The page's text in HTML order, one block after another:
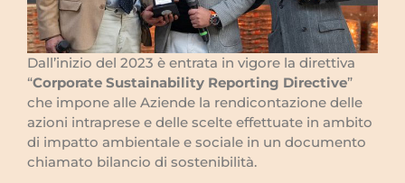
Dall’inizio del 2023 è entrata in vigore la direttiva
“Corporate Sustainability Reporting Directive”
che impone alle Aziende la rendicontazione delle
azioni intraprese e delle scelte effettuate in ambito
di impatto ambientale e sociale in un documento
chiamato bilancio di sostenibilità.